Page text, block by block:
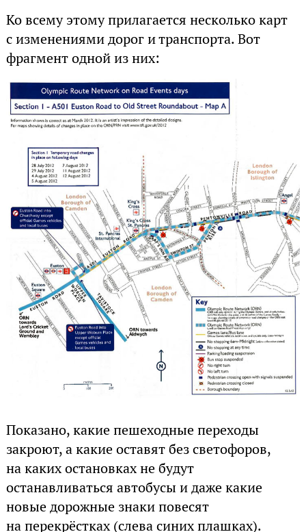
Ко всему этому прилагается несколько карт
с изменениями дорог и транспорта. Вот
фрагмент одной из них:
Показано, какие пешеходные переходы
закроют, а какие оставят без светофоров,
на каких остановках не будут
останавливаться автобусы и даже какие
новые дорожные знаки повесят
на перекрёстках (слева синих плашках).